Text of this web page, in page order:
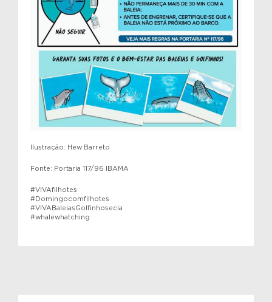
Ilustração: Hew Barreto
Fonte: Portaria 117/96 IBAMA
#VIVAfilhotes
#Domingocomfilhotes
#VIVABaleiasGolfinhosecia
#whalewhatching